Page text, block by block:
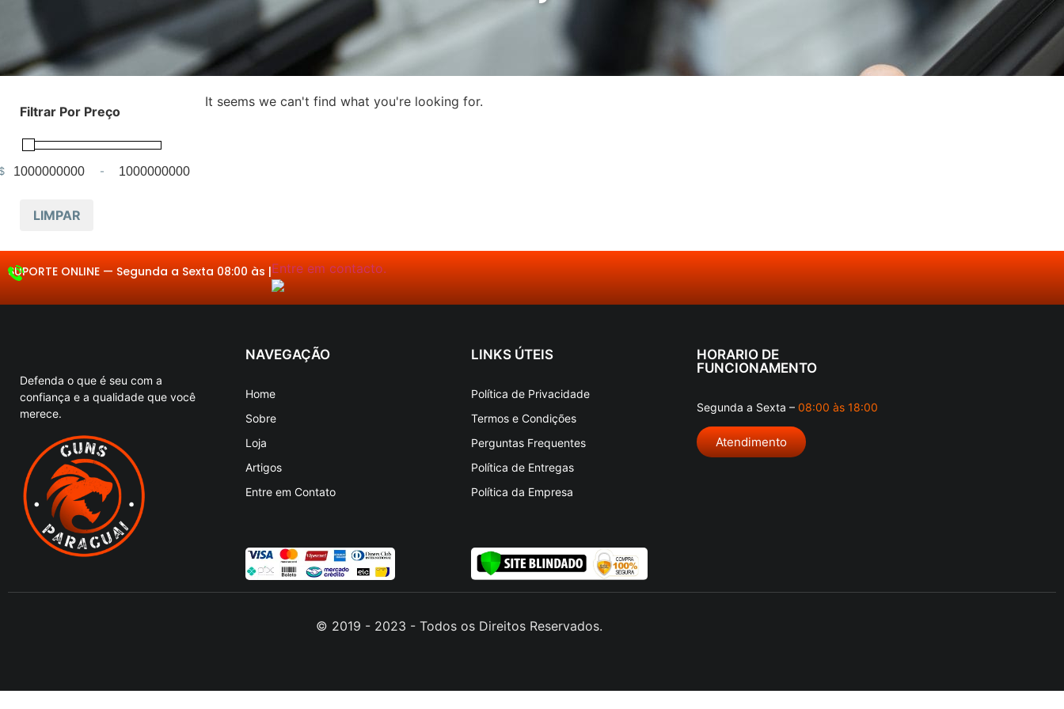
Filtrar Por Preço
Minimum Price
-Maximum Price
LIMPAR
It seems we can't find what you're looking for.
SUPORTE ONLINE — Segunda a Sext|Entre em contacto.
Defenda o que é seu com a
confiança e a qualidade que você
merece.
NAVEGAÇÃO
Home
Sobre
Loja
Artigos
Entre em Contato
LINKS ÚTEIS
Política de Privacidade
Termos e Condições
Perguntas Frequentes
Política de Entregas
Política da Empresa
HORARIO DE
FUNCIONAMENTO
Segunda a Sexta – 08:00 às 18:00
Atendimento
© 2019 - 2023 - Todos os Direitos Reservados.